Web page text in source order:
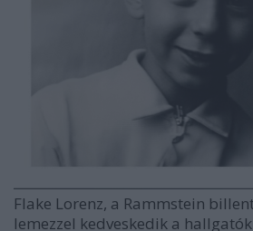
Flake Lorenz, a Rammstein
lemezzel kedveskedik a